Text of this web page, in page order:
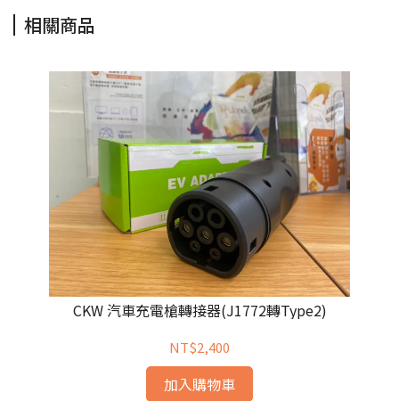
相關商品
CKW 汽車充電槍轉接器(J1772轉Type2)
NT$2,400
加入購物車